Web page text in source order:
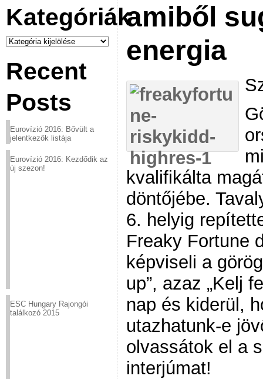
Kategóriák
Kategóriák
Recent
Posts
Eurovízió 2016: Bővült a
jelentkezők listája
Eurovízió 2016: Kezdődik az
új szezon!
ESC Hungary Rajongói
találkozó 2015
amiből
energia
kvalifikálta
döntőjébe.
6. helyig
Freaky Fortune
képviseli a
up”, azaz „Kelj
nap és kiderül,
utazhatunk-e
olvassátok el a
interjúmat!